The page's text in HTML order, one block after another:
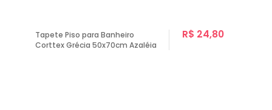
Tapete Piso para Banheiro
Corttex Grécia 50x70cm Azaléia
R$ 24,80